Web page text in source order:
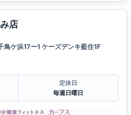
店
ケ浜17ー1 ケーズデンキ藍住1F
定休日
毎週日曜日